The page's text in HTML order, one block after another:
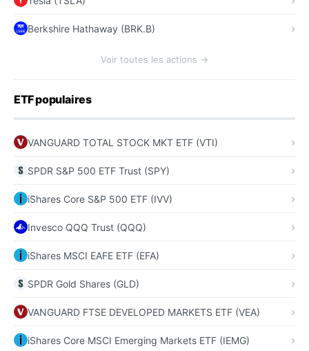
Berkshire Hathaway (BRK.B)
Voir toutes les actions →
ETF populaires
VANGUARD TOTAL STOCK MKT ETF (VTI)
SPDR S&P 500 ETF Trust (SPY)
iShares Core S&P 500 ETF (IVV)
Invesco QQQ Trust (QQQ)
iShares MSCI EAFE ETF (EFA)
SPDR Gold Shares (GLD)
VANGUARD FTSE DEVELOPED MARKETS ETF (VEA)
iShares Core MSCI Emerging Markets ETF (IEMG)